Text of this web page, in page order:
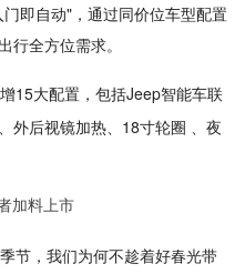
即自动"，通过同价位车型配置
行全方位需求。
15大配置，包括Jeep智能车联
外后视镜加热、18寸轮圈 、夜
节，我们为何不趁着好春光带